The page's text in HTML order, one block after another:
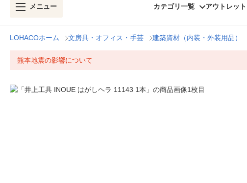
メニュー カテゴリ一覧 アウトレット
LOHACOホーム 文房具・オフィス・手芸 建築資材（内装・外装用品）
熊本地震の影響について